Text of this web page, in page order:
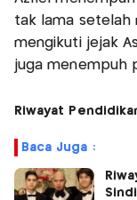
tak lama setelah
mengikuti jejak
juga menempuh
Riwayat
Baca Juga :